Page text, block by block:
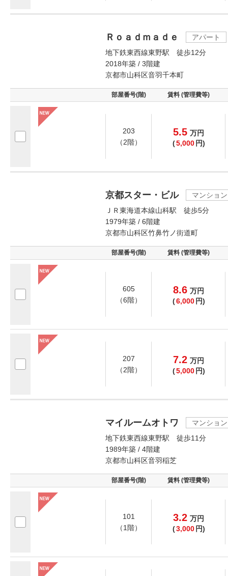
Ｒｏａｄｍａｄｅ
アパート
地下鉄東西線東野駅 徒歩12分
2018年築 / 3階建
京都市山科区音羽千本町
部屋番号(階) 賃料 (管理費等)
203
（2階）
5.5 万円
(5,000 円)
京都スター・ビル
マンション
ＪＲ東海道本線山科駅 徒歩5分
1979年築 / 6階建
京都市山科区竹鼻竹ノ街道町
部屋番号(階) 賃料 (管理費等)
605
（6階）
8.6 万円
(6,000 円)
207
（2階）
7.2 万円
(5,000 円)
マイルームオトワ
マンション
地下鉄東西線東野駅 徒歩11分
1989年築 / 4階建
京都市山科区音羽稲芝
部屋番号(階) 賃料 (管理費等)
101
（1階）
3.2 万円
(3,000 円)